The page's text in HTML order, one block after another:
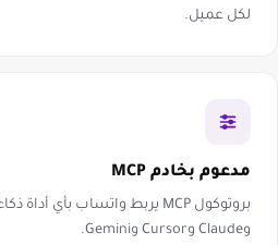
لكل عميل.
مدعوم بخادم MCP
وClaude وCursor وGemini.